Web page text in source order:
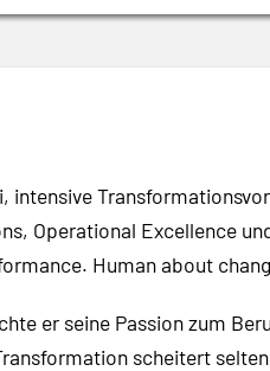
Operational Excellence
Human about
er seine Passion zum
scheitert